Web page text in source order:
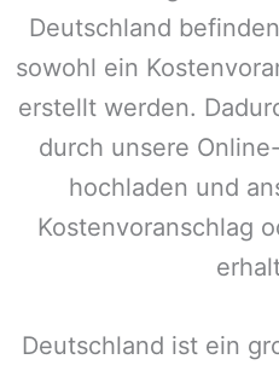
Deutschland
sowohl ein
erstellt werden.
durch unsere
hochladen und
Kostenvoranschlag
Deutschland ist ein